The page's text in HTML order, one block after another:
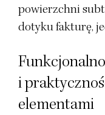
powierzchni
dotyku fakturę,
i
elementami